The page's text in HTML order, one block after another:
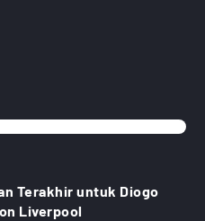
Terakhir untuk Diogo
Liverpool